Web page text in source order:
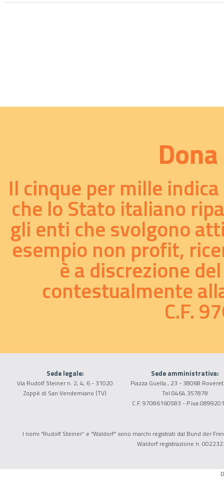
Il cinque per mille
che lo Stato italiano
gli enti che svolgono
esempio non profit,
è a discrezione
contestualmente
C.F.
Sede legale:
Via Rudolf Steiner n. 2, 4, 6 - 31020
Zoppè di San Vendemiano (TV)
Sede amministrativa:
Piazza Guella , 23 - 38068
Tel 0464.357878
C.F. 97086160583 - P.iva
I nomi “Rudolf Steiner” e “Waldorf” sono marchi registrati dal Bund der
Waldorf registrazione n.